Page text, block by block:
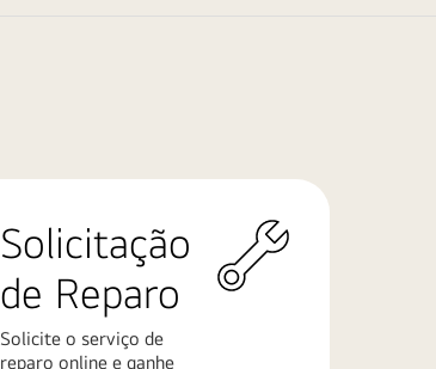
Solicitação
de Reparo
Solicite o serviço de
reparo online e ganhe